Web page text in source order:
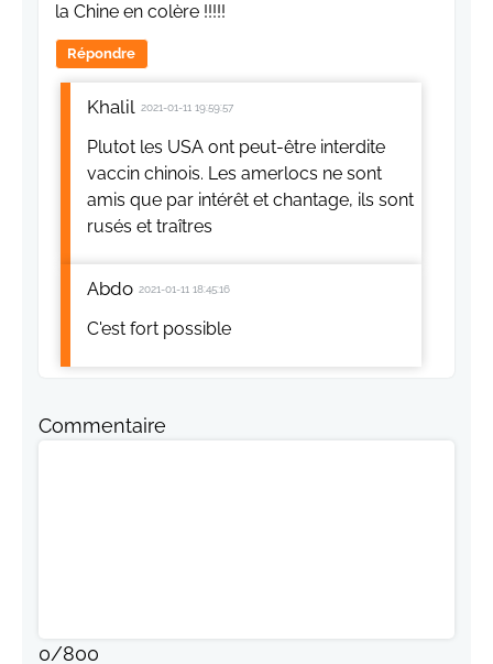
la Chine en colère !!!!!
Répondre
Khalil 2021-01-11 19:59:57
Plutot les USA ont peut-être interdite
vaccin chinois. Les amerlocs ne sont
amis que par intérêt et chantage, ils sont
rusés et traîtres
Abdo 2021-01-11 18:45:16
C'est fort possible
Commentaire
0/800